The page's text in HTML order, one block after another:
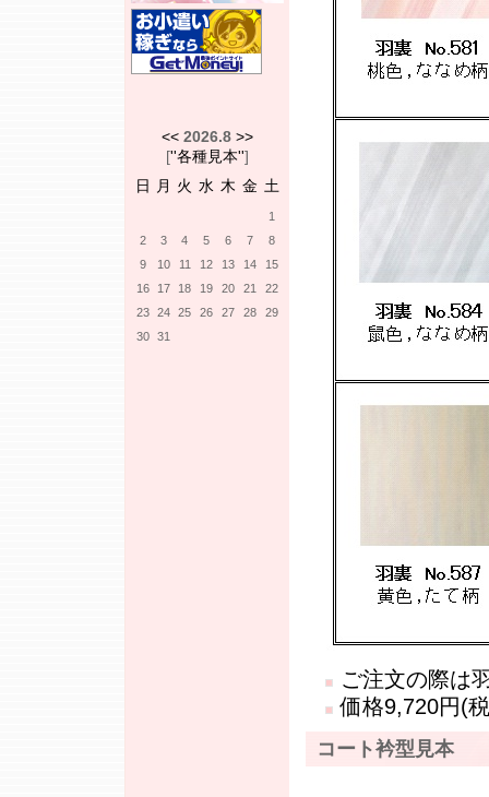
ご注文の際は
価格9,720円(
コート衿型見本
<< 2026.8 >>
[''各種見本'']
日
月 火 水 木 金 土
1
2
3 4 5 6 7
8
9
10 11 12 13 14
15
16
17 18 19 20 21
22
23 24 25 26 27 28
29
30 31